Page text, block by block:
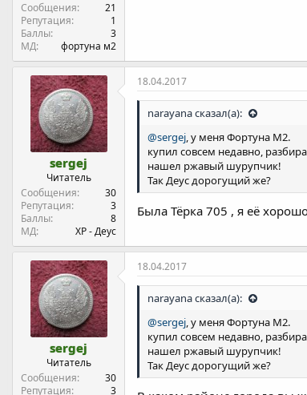
Сообщения
21
Репутация
1
Баллы
3
МД
фортуна м2
sergej
Читатель
Сообщения
30
Репутация
3
Баллы
8
МД
ХР - Деус
18.04.2017
narayana сказал(а):
@sergej, у меня Фортуна М2.
купил совсем недавно,
нашел ржавый шурупчик!
Так Деус дорогущий же?
Была Тёрка 705 , я её
sergej
Читатель
Сообщения
30
Репутация
3
18.04.2017
narayana сказал(а):
@sergej, у меня Фортуна М2.
купил совсем недавно,
нашел ржавый шурупчик!
Так Деус дорогущий же?